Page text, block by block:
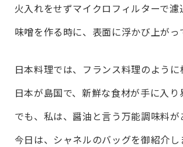
火入れをせずマイクロフィルターで濾
味噌を作る時に、表面に浮かび上がっ
日本料理では、フランス料理のように
日本が島国で、新鮮な食材が手に入り
でも、私は、醤油と言う万能調味料が
今日は、シャネルのバッグを御紹介し